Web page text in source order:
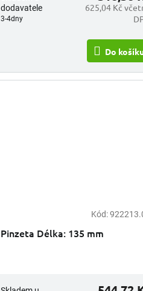
dodavatele
3-4dny
625,04 Kč
Do
Kód:
Pinzeta Délka: 135 mm